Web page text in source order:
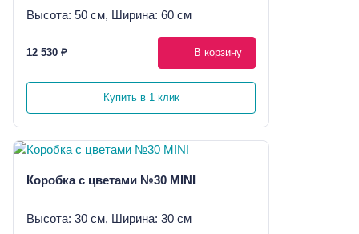
Высота: 50 см, Ширина: 60 см
12 530 ₽ В корзину
Купить в 1 клик
Коробка с цветами №30 MINI
Высота: 30 см, Ширина: 30 см